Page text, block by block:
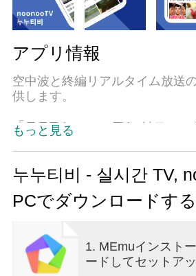
アプリ情報
空中波と終編リアルタイム放送
供します。
「ヌヌTV noonoo TV」はスマ
[サポートチャンネル]
公衆波チャンネル：MBC、KBS
A、MBN
ケーブル：YTN、連合ニュース
マネートゥデイ、韓国経済TV、
もっと見る
누누티비 - 실시간 TV,
PCでダウンロードす
1. MEmuインスト
ードしてセットア